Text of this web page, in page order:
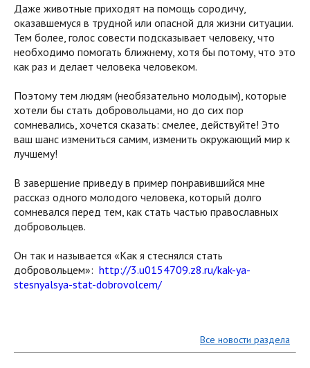
Даже животные приходят на помощь сородичу,
оказавшемуся в трудной или опасной для жизни ситуации.
Тем более, голос совести подсказывает человеку, что
необходимо помогать ближнему, хотя бы потому, что это
как раз и делает человека человеком.
Поэтому тем людям (необязательно молодым), которые
хотели бы стать добровольцами, но до сих пор
сомневались, хочется сказать: смелее, действуйте! Это
ваш шанс измениться самим, изменить окружающий мир к
лучшему!
В завершение приведу в пример понравившийся мне
рассказ одного молодого человека, который долго
сомневался перед тем, как стать частью православных
добровольцев.
Он так и называется «Как я стеснялся стать
добровольцем»: http://3.u0154709.z8.ru/kak-ya-
stesnyalsya-stat-dobrovolcem/
Все новости раздела